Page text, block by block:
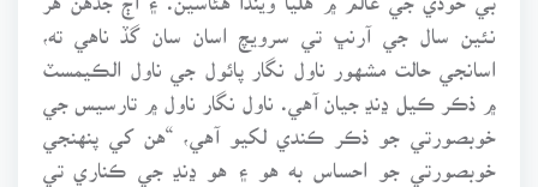
نئين سال جي آرنڀ تي سرويچ اسان سان گڏ ناهي ته،
اسانجي حالت مشهور ناول نگار پائول جي ناول الڪيمسٽ
۾ ذڪر ڪيل ڍنڍ جيان آهي. ناول نگار ناول ۾ تارسيس جي
خوبصورتي جو ذڪر ڪندي لکيو آهي، “هن کي پنهنجي
خوبصورتي جو احساس به هو ۽ هو ڍنڍ جي ڪناري تي